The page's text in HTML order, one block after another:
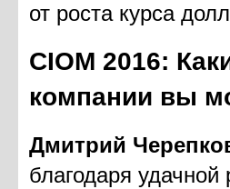
от роста курса
CIOM 2016:
компании вы
Дмитрий
благодаря